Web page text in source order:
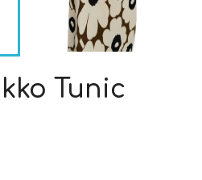
Tunic